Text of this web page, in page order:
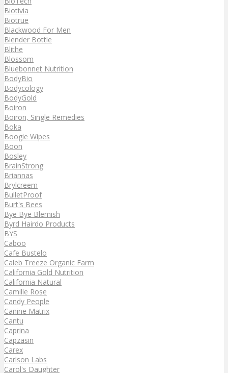
Biotivia
Biotrue
Blackwood For Men
Blender Bottle
Blithe
Blossom
Bluebonnet Nutrition
BodyBio
Bodycology
BodyGold
Boiron
Boiron, Single Remedies
Boka
Boogie Wipes
Boon
Bosley
BrainStrong
Briannas
Brylcreem
BulletProof
Burt's Bees
Bye Bye Blemish
Byrd Hairdo Products
BYS
Caboo
Cafe Bustelo
Caleb Treeze Organic Farm
California Gold Nutrition
California Natural
Camille Rose
Candy People
Canine Matrix
Cantu
Caprina
Capzasin
Carex
Carlson Labs
Carol's Daughter